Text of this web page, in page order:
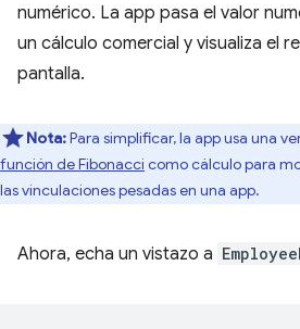
numérico. La app pasa el valor
un cálculo comercial y visualiza el
pantalla.
Nota:Para simplificar, la app usa una
función de Fibonacci como cálculo para
las vinculaciones pesadas en una app.
Ahora, echa un vistazo a